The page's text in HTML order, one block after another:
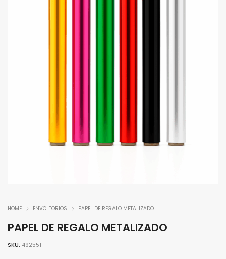
HOME ENVOLTORIOS PAPEL DE REGALO METALIZADO
PAPEL DE REGALO METALIZADO
SKU: 492551